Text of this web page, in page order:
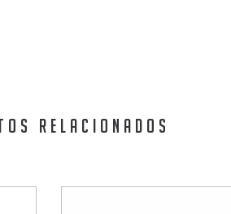
RELACIONADOS